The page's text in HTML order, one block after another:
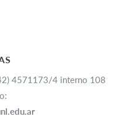
4571173/4 interno 108